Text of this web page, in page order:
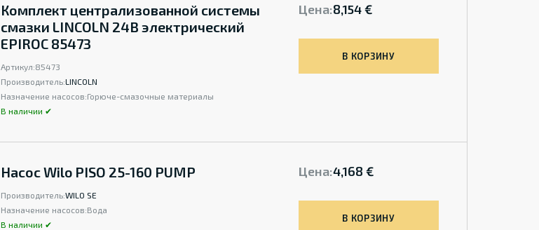
Комплект централизованной системы
смазки LINCOLN 24В электрический
EPIROC 85473
Артикул:85473
Производитель:LINCOLN
Назначение насосов:Горюче-смазочные материалы
В наличии ✔
Цена:8,154 €
В КОРЗИНУ
Насос Wilo PISO 25-160 PUMP
Производитель:WILO SE
Назначение насосов:Вода
В наличии ✔
Цена:4,168 €
В КОРЗИНУ